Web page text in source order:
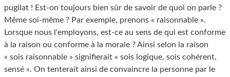
pugilat ! Est-on toujours bien sûr de savoir de quoi on parle ?
Même soi-même ? Par exemple, prenons « raisonnable ».
Lorsque nous l'employons, est-ce au sens de qui est conforme
à la raison ou conforme à la morale ? Ainsi selon la raison
« sois raisonnable » signifierait « sois logique, sois cohérent,
sensé ». On tenterait ainsi de convaincre la personne par le